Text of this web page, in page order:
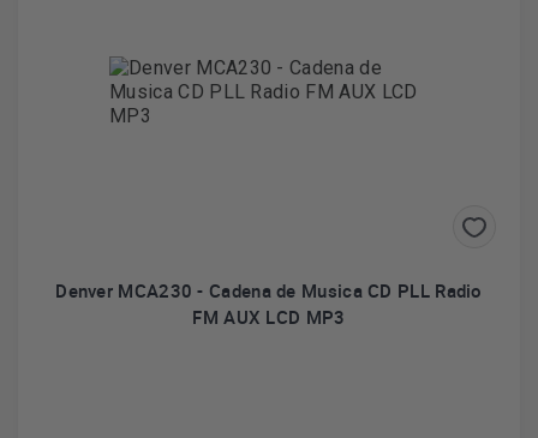
Denver MCA230 - Cadena de Musica CD PLL Radio
FM AUX LCD MP3